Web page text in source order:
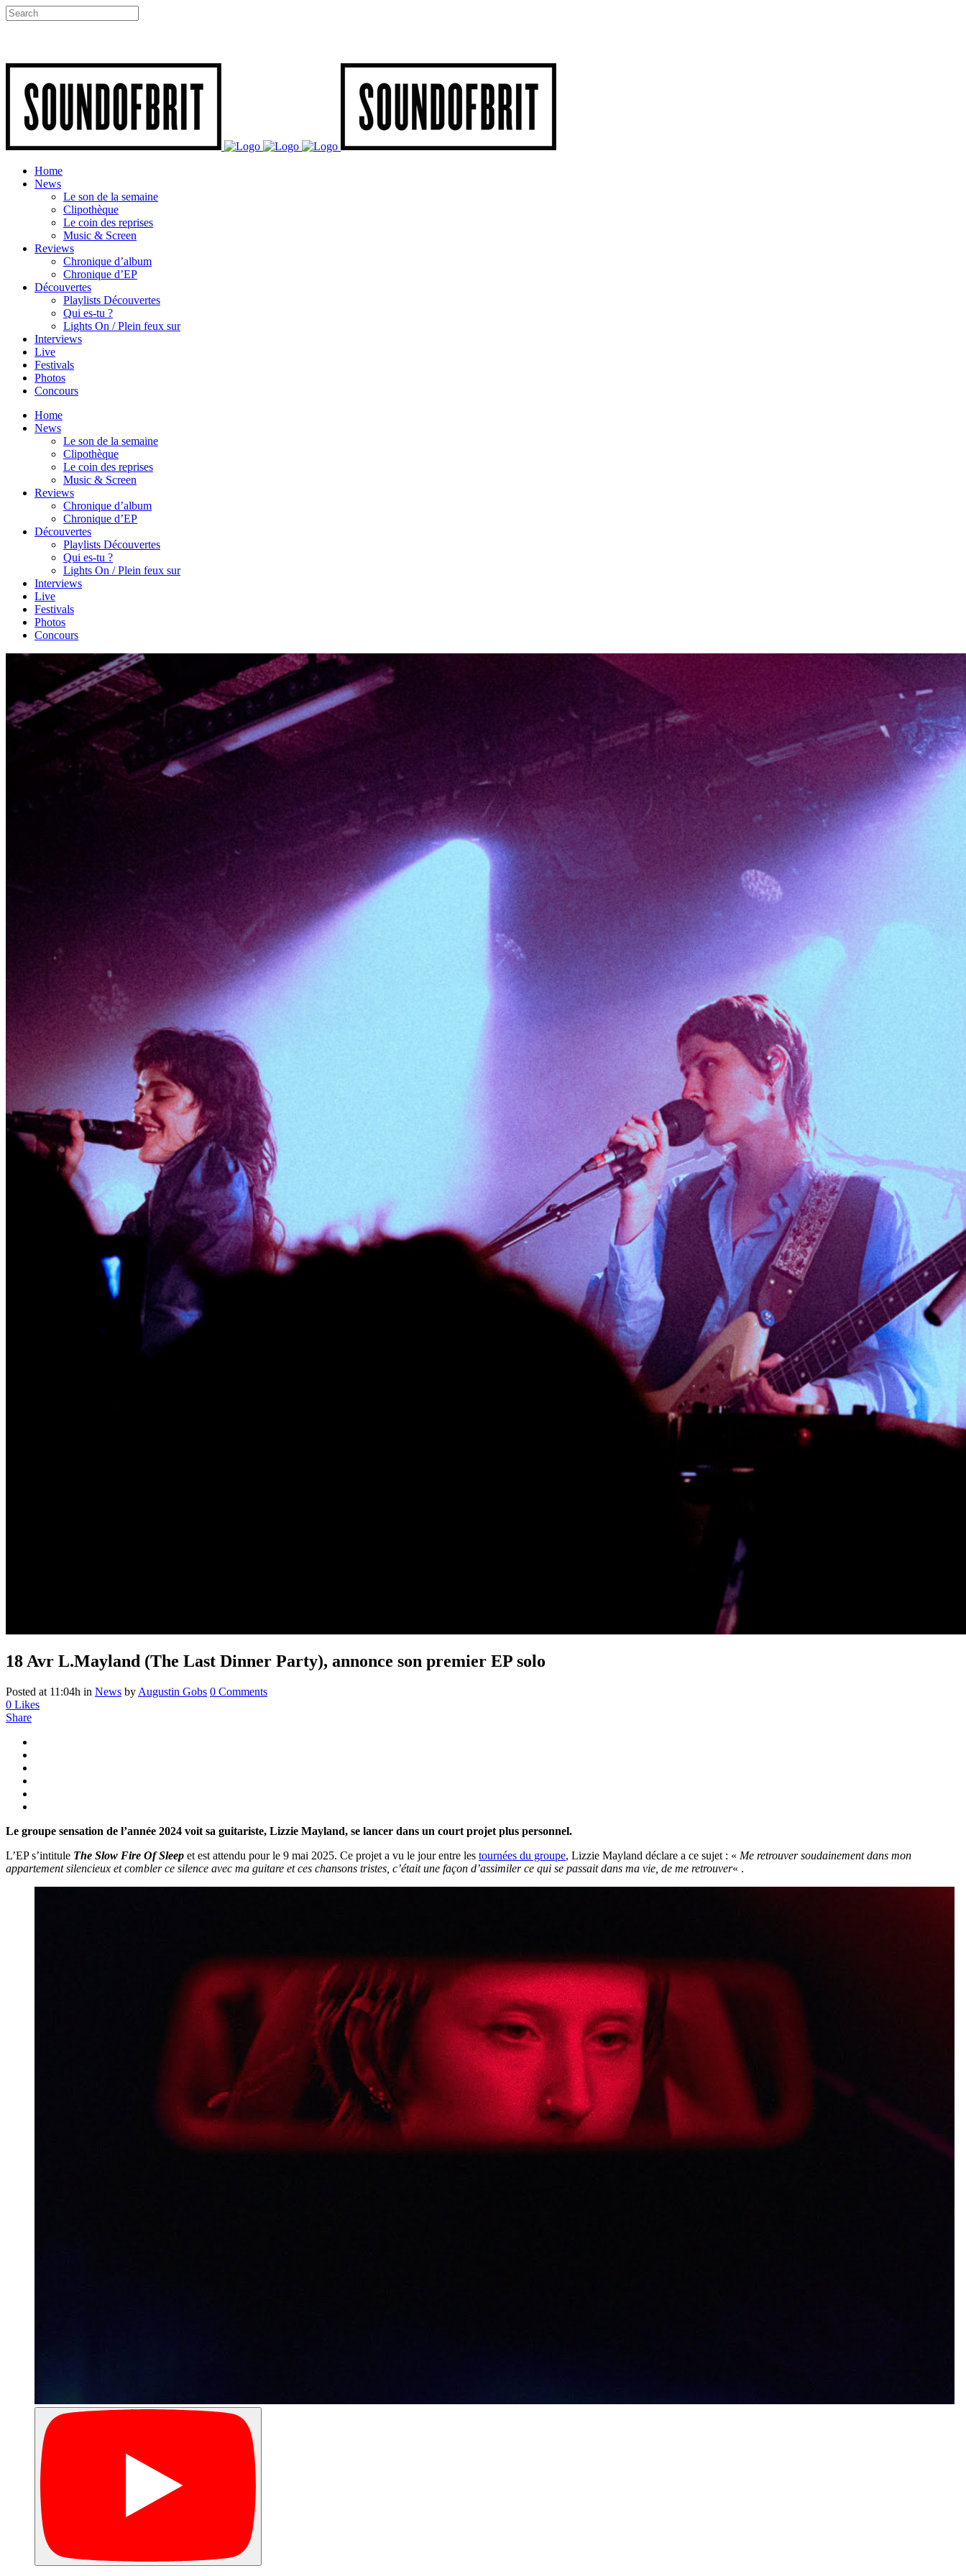
Home
News
Le son de la semaine
Clipothèque
Le coin des reprises
Music & Screen
Reviews
Chronique d’album
Chronique d’EP
Découvertes
Playlists Découvertes
Qui es-tu ?
Lights On / Plein feux sur
Interviews
Live
Festivals
Photos
Concours
Home
News
Le son de la semaine
Clipothèque
Le coin des reprises
Music & Screen
Reviews
Chronique d’album
Chronique d’EP
Découvertes
Playlists Découvertes
Qui es-tu ?
Lights On / Plein feux sur
Interviews
Live
Festivals
Photos
Concours
18 Avr L.Mayland (The Last Dinner Party), annonce son premier EP solo
Posted at 11:04h in News by Augustin Gobs 0 Comments
0 Likes
Share
Le groupe sensation de l’année 2024 voit sa guitariste, Lizzie Mayland, se lancer dans un court projet plus personnel.
L’EP s’intitule The Slow Fire Of Sleep et est attendu pour le 9 mai 2025. Ce projet a vu le jour entre les tournées du groupe, Lizzie Mayland déclare a ce sujet : « Me retrouver soudainement dans mon
appartement silencieux et combler ce silence avec ma guitare et ces chansons tristes, c’était une façon d’assimiler ce qui se passait dans ma vie, de me retrouver« .